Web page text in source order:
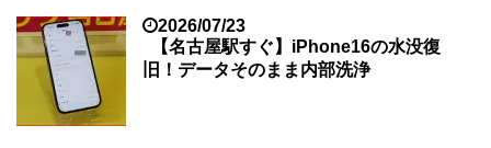
2026/07/23
【名古屋駅すぐ】iPhone16の水没復
旧！データそのまま内部洗浄